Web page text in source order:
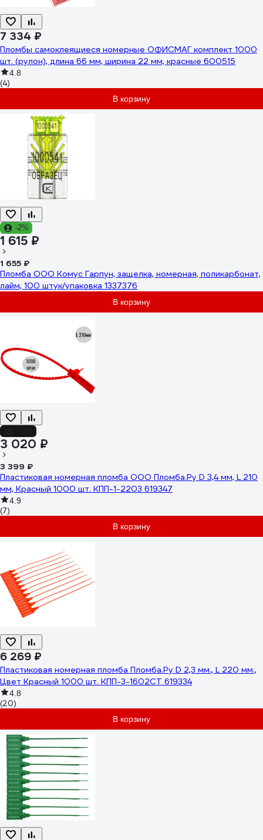
7 334 ₽
Пломбы самоклеящиеся номерные ОФИСМАГ комплект 1000
шт. (рулон), длина 66 мм, ширина 22 мм, красные 600515
4.8
(4)
В корзину
-2%
1 615 ₽
1 655 ₽
Пломба ООО Комус Гарпун, защелка, номерная, поликарбонат,
лайм, 100 штук/упаковка 1337376
В корзину
3 020 ₽
3 399 ₽
Пластиковая номерная пломба ООО Пломба.Ру D 3,4 мм, L 210
мм, Красный 1000 шт. КПП-1-2203 619347
4.9
(7)
В корзину
6 269 ₽
Пластиковая номерная пломба Пломба.Ру D 2,3 мм., L 220 мм.,
Цвет Красный 1000 шт. КПП-3-1602СТ 619334
4.8
(20)
В корзину